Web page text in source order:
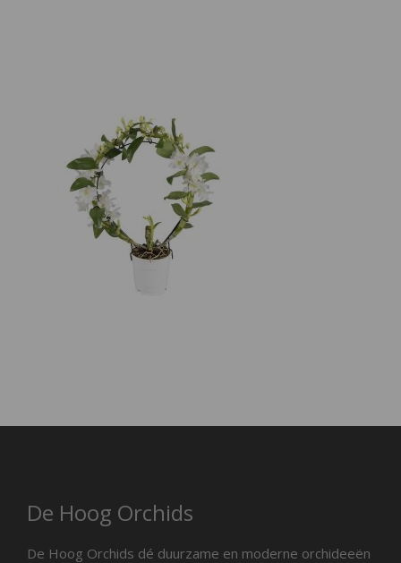
De Hoog Orchids
De Hoog Orchids dé duurzame en moderne orchideeën